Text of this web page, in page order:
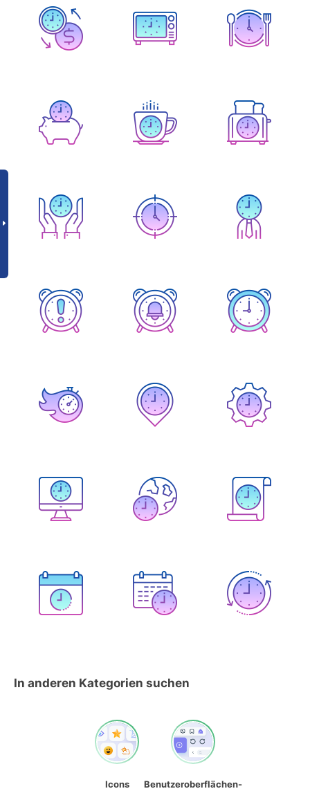
In anderen Kategorien suchen
Icons
Benutzeroberflächen-